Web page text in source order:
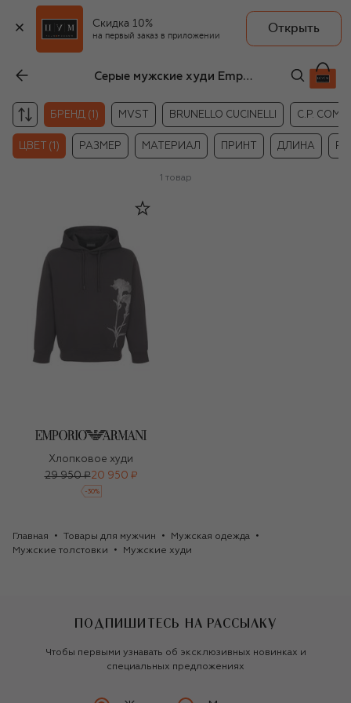
Скидка 10%
на первый заказ в приложении
Открыть
Серые мужские худи Emporio Armani
БРЕНД (1) MVST BRUNELLO CUCINELLI C.P.
ЦВЕТ (1) РАЗМЕР МАТЕРИАЛ ПРИНТ ДЛИНА
1 товар
Хлопковое худи
29 950 ₽20 950 ₽
-30%
Главная Товары для мужчин
Мужская одежда
Мужские толстовки
Мужские худи
ПОДПИШИТЕСЬ НА РАССЫЛКУ
Чтобы первыми узнавать об эксклюзивных новинках и
специальных предложениях